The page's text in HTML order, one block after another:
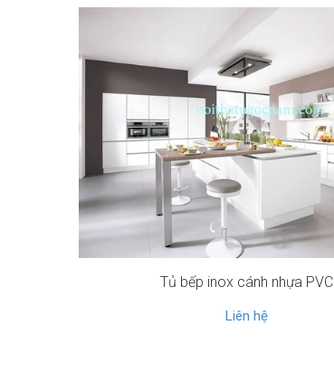
Tủ bếp inox cánh nhựa PVC
Liên hệ